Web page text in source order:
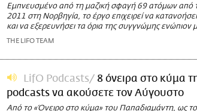
Εμπνευσμένο από τη μαζική σφαγή 69 ατόμων από
2011 στη Νορβηγία, το έργο επιχειρεί να
και να εξερευνήσει τα όρια της συγγνώμης ενώπιον
THE LIFO TEAM
LifO Podcasts
8 όνειρα στο κύμα
podcasts να ακούσετε τον Αύγουστο
Από το «Όνειρο στο κύμα» του Παπαδιαμάντη, ως το